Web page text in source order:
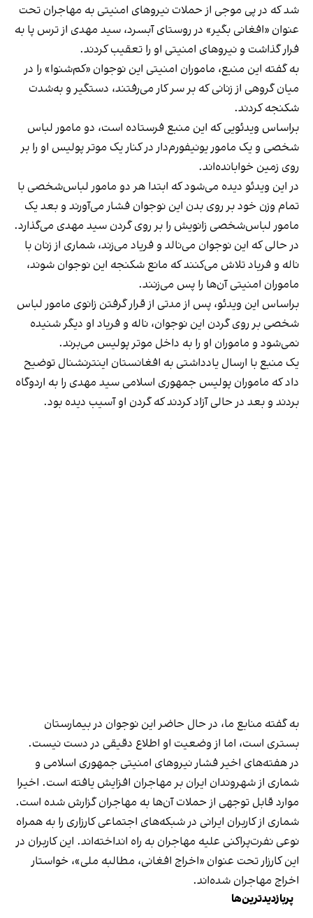
شد که در پی موجی از حملات نیروهای امنیتی به مهاجران تحت
عنوان «افغانی بگیر» در روستای آبسرد، سید مهدی از ترس پا به
فرار گذاشت و نیروهای امنیتی او را تعقیب کردند.
به گفته این منبع، ماموران امنیتی این نوجوان «کم‌شنوا» را در
میان گروهی از زنانی که بر سر کار می‌رفتند، دستگیر و به‌شدت
شکنجه کردند.
براساس ویدئویی که این منبع فرستاده است، دو مامور لباس
شخصی و یک مامور یونیفورم‌دار در کنار یک موتر پولیس او را بر
روی زمین خوابانده‌اند.
در این ویدئو دیده می‌شود که ابتدا هر دو مامور لباس‌شخصی با
تمام وزن خود بر روی بدن این نوجوان فشار می‌آورند و بعد یک
مامور لباس‌شخصی زانویش را بر روی گردن سید مهدی می‌گذارد.
در حالی که این نوجوان می‌نالد و فریاد می‌زند، شماری از زنان با
ناله و فریاد تلاش می‌کنند که مانع شکنجه این نوجوان شوند،
ماموران امنیتی آن‌ها را پس می‌زنند.
براساس این ویدئو، پس از مدتی از قرار گرفتن زانوی مامور لباس
شخصی بر روی گردن این نوجوان، ناله و فریاد او دیگر شنیده
نمی‌شود و ماموران او را به داخل موتر پولیس می‌برند.
یک منبع با ارسال یادداشتی به افغانستان اینترنشنال توضیح
داد که ماموران پولیس جمهوری اسلامی سید مهدی را به اردوگاه
بردند و بعد در حالی آزاد کردند که گردن او آسیب دیده بود.
به گفته منابع ما، در حال حاضر این نوجوان در بیمارستان
بستری است، اما از وضعیت او اطلاع دقیقی در دست نیست.
در هفته‌های اخیر فشار نیروهای امنیتی جمهوری اسلامی و
شماری از شهروندان ایران بر مهاجران افزایش یافته است. اخیرا
موارد قابل توجهی از حملات آن‌ها به مهاجران گزارش شده است.
شماری از کاربران ایرانی در شبکه‌های اجتماعی کارزاری را به همراه
نوعی نفرت‌پراکنی علیه مهاجران به راه انداخته‌اند. این کاربران در
این کارزار تحت عنوان «اخراج افغانی، مطالبه ملی»، خواستار
اخراج مهاجران شده‌اند.
پربازدیدترین‌ها